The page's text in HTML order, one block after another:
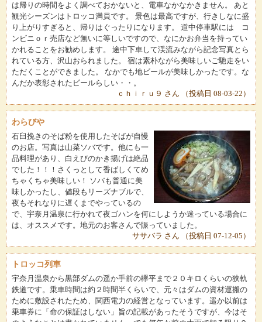
は帰りの時間をよく調べておかないと、電車なかなかきません。 あと
観光シーズンはトロッコ満員です。 景色は最高ですが、行きしなに盛
り上がりすぎると、帰りはぐったりになります。 道中停車駅には コ
ンビニｏｒ売店など無いに等しいですので、なにかお弁当を持ってい
かれることをお勧めします。 途中下車して渓流みながら記念写真とら
れている方、沢山おられました。 宿は素朴ながら美味しいご馳走をい
ただくことができました。 なかでも地ビールが美味しかったです。な
んだか表彰されたビールらしい・・。
ｃｈｉｒｕ９ さん （投稿日 08-03-22）
わらびや
石臼挽きのそば粉を使用したそばが自慢
のお店。写真は山菜ソバです。他にも一
品料理があり、白えびのかき揚げは絶品
でした！！！さくっとして香ばしくてめ
ちゃくちゃ美味しい！ ソバも普通に美
味しかったし、値段もリーズナブルで、
夜もそれなりに遅くまでやっているの
で、宇奈月温泉に行かれて夜ゴハンを何にしようか迷っている場合に
は、オススメです。地元のお客さんで賑っていました。
ササバラ さん （投稿日 07-12-05）
トロッコ列車
宇奈月温泉から黒部ダムの遥か手前の欅平まで２０キロくらいの狭軌
鉄道です。乗車時間は約２時間半くらいで、元々はダムの資材運搬の
ために敷設されたため、関西電力の経営となっています。遥か以前は
乗車券に「命の保証はしない」旨の記載があったそうですが、今はそ